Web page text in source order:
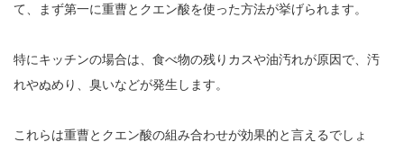
て、まず第一に重曹とクエン酸を使った方法が挙げられます。
特にキッチンの場合は、食べ物の残りカスや油汚れが原因で、汚
れやぬめり、臭いなどが発生します。
これらは重曹とクエン酸の組み合わせが効果的と言えるでしょ